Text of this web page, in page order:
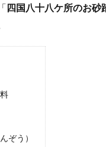
四国八十八ケ所のお砂
ぞう）